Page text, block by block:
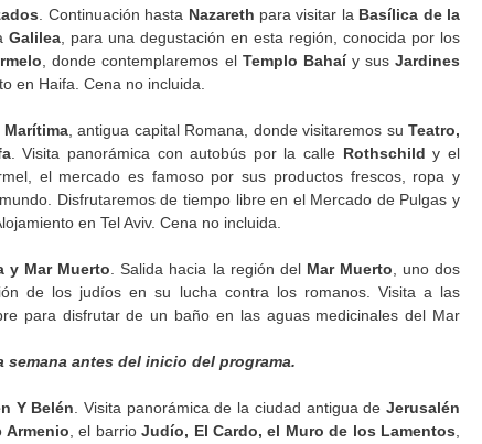
. Continuación hasta Nazareth para visitar la Basílica de la
Galilea, para una degustación en esta región, conocida por los
, donde contemplaremos el Templo Bahaíy susJardines
en Haifa. Cena no incluida.
Marítima, antigua capital Romana, donde visitaremos suTeatro,
. Visita panorámica con autobús por la calle Rothschild y el
el mercado es famoso por sus productos frescos, ropa y
Disfrutaremos de tiempo libre en el Mercado de Pulgas y
en Tel Aviv. Cena no incluida.
y Mar Muerto . Salida hacia la región del Mar Muerto , uno dos
de los judíos en su lucha contra los romanos. Visita a las
para disfrutar de un baño en las aguas medicinales del Mar
antes del inicio del programa.
Y Belén . Visita panorámica de la ciudad antigua deJerusalén
Armenio , el barrioJudío, El Cardo, el Muro de los Lamentos